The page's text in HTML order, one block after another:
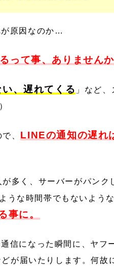
原因なのか…
って事、ありませんか
、遅れてくる 」など
、 LINEの通知の遅れ
多く、サーバーがパンク
うな時間帯でもないような
事に。
信になった瞬間に、ヤフ
が届いたりします。何故